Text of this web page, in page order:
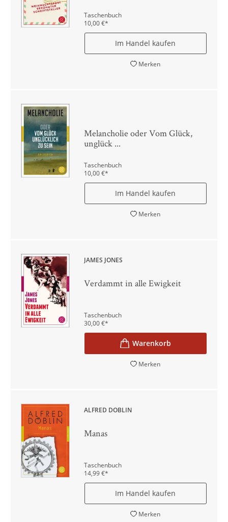
Taschenbuch
10,00€*
Im Handel kaufen
Merken
Melancholie oder Vom Glück,
unglück ...
Taschenbuch
10,00€*
Im Handel kaufen
Merken
JAMES JONES
Verdammt in alle Ewigkeit
Taschenbuch
30,00€*
Merken
ALFRED DÖBLIN
Manas
Taschenbuch
14,99€*
Im Handel kaufen
Merken